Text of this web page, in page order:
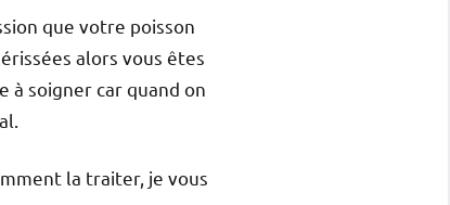
que votre poisson
alors vous êtes
à soigner car quand on
la traiter, je vous